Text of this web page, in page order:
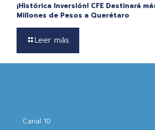
¡Histórica Inversión! CFE Destinará
Millones de Pesos a Querétaro
Leer más
Canal 10